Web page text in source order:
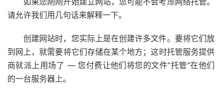
请允许我们用几句话来解释一下。
创建网站时，您实际上是在创建许多文件。要将它们放
到网上，就需要将它们存储在某个地方；这时托管服务提供
商就派上用场了 — 您付费让他们将您的文件“托管”在他们
的一台服务器上。